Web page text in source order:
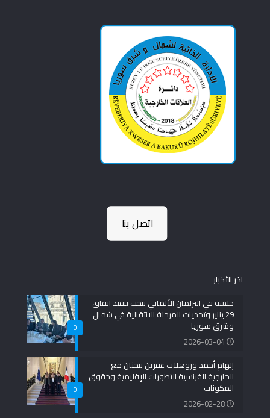
اتصل بنا
اخر الأخبار
0
جلسة في البرلمان الألماني تبحث تنفيذ اتفاق
29 يناير وتحديات المرحلة الانتقالية في شمال
وشرق سوريا
2026-03-04
0
إلهام أحمد وروهلات عفرين تبحثان مع
الخارجية الفرنسية التطورات الإقليمية وحقوق
المكونات
2026-02-28